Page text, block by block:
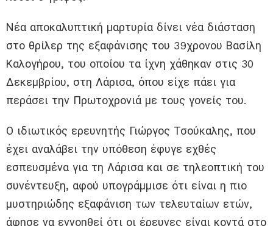
Νέα αποκαλυπτική μαρτυρία δίνει νέα διάσταση
στο θρίλερ της εξαφάνισης του 39χρονου Βασίλη
Καλογήρου, του οποίου τα ίχνη χάθηκαν στις 30
Δεκεμβρίου, στη Λάρισα, όπου είχε πάει για
περάσει την Πρωτοχρονιά με τους γονείς του.
Ο ιδιωτικός ερευνητής Γιώργος Τσούκαλης, που
έχει αναλάβει την υπόθεση έφυγε εχθές
εσπευσμένα για τη Λάρισα και σε τηλεοπτική του
συνέντευξη, αφού υπογράμμισε ότι είναι η πιο
μυστηριώδης εξαφάνιση των τελευταίων ετών,
άφησε να εννοηθεί ότι οι έρευνες είναι κοντά στο